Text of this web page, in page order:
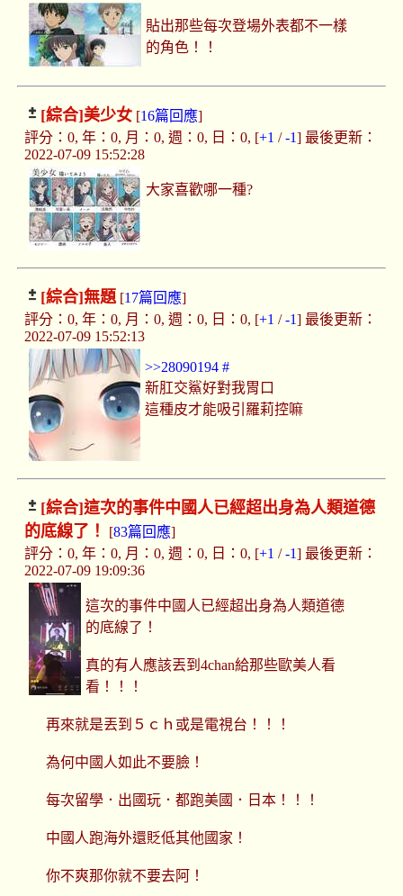
貼出那些每次登場外表都不一樣
的角色！！
[綜合]美少女[16篇回應]
評分：0, 年：0, 月：0, 週：0, 日：0, [+1 /-1] 最後更新：
2022-07-09 15:52:28
大家喜歡哪一種?
[綜合]無題[17篇回應]
評分：0, 年：0, 月：0, 週：0, 日：0, [+1 /-1] 最後更新：
2022-07-09 15:52:13
>>28090194 #
新肛交鯊好對我胃口
這種皮才能吸引羅莉控嘛
[綜合]這次的事件中國人已經超出身為人類道德
的底線了！
[83篇回應]
評分：0, 年：0, 月：0, 週：0, 日：0, [+1 /-1] 最後更新：
2022-07-09 19:09:36
這次的事件中國人已經超出身為人類道德
的底線了！
真的有人應該丟到4chan給那些歐美人看
看！！！
再來就是丟到５ｃｈ或是電視台！！！
為何中國人如此不要臉！
每次留學．出國玩．都跑美國．日本！！！
中國人跑海外還貶低其他國家！
你不爽那你就不要去阿！